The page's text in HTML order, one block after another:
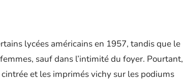
lycées américains en 1957, tandis que le
sauf dans l’intimité du foyer. Pourtant,
et les imprimés vichy sur les podiums